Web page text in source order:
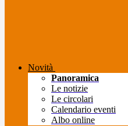
Novità
Panoramica
Le notizie
Le circolari
Calendario eventi
Albo online